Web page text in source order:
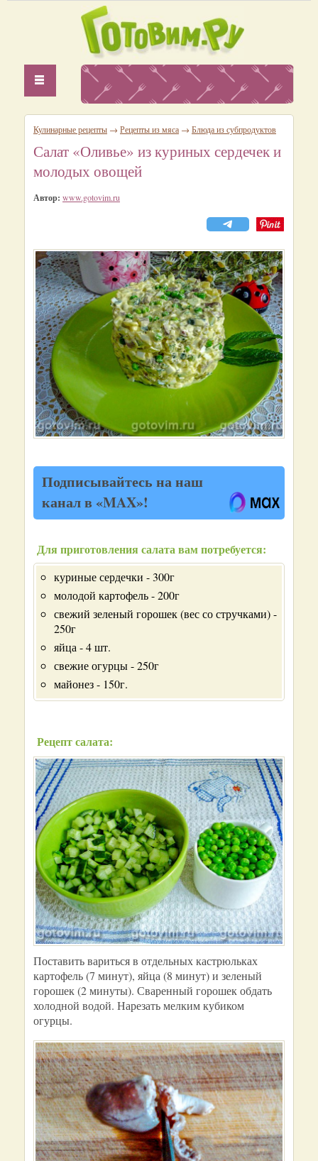
Кулинарные рецепты → Рецепты из мяса → Блюда из субпродуктов
Салат «Оливье» из куриных сердечек и
молодых овощей
Автор: www.gotovim.ru
Подписывайтесь на наш
канал в «MAX»!
Для приготовления салата вам потребуется:
куриные сердечки - 300г
молодой картофель - 200г
свежий зеленый горошек (вес со стручками) -
250г
яйца - 4 шт.
свежие огурцы - 250г
майонез - 150г.
Рецепт салата:
Поставить вариться в отдельных кастрюльках
картофель (7 минут), яйца (8 минут) и зеленый
горошек (2 минуты). Сваренный горошек обдать
холодной водой. Нарезать мелким кубиком
огурцы.